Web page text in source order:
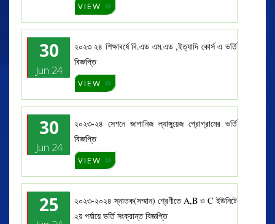
VIEW
30
Jun 24
২০২৩ ২৪ শিক্ষাবর্ষে বি.এড এম.এড ,ইত্যাদি কোর্স এ ভর্তি
বিজ্ঞপ্তি
VIEW
30
Jun 24
২০২৩-২৪ সেশনে জাপানিজ ল্যাঙ্গুয়েজ প্রোগ্রামের ভর্তি
বিজ্ঞপ্তি
VIEW
25
২০২৩-২০২৪ স্নাতক(সম্মান) শ্রেণীতে A,B ও C ইউনিটে
২য় পর্যায়ে ভর্তি সংক্রান্ত বিজ্ঞপ্তি